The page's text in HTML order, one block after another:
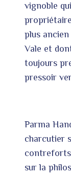
vignoble
plus
Vale et
toujours
pressoir
Parma
charcutier
contreforts
sur la